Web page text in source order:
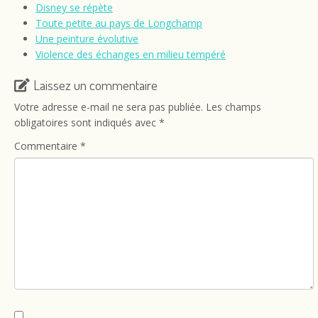
Disney se répète
Toute petite au pays de Longchamp
Une peinture évolutive
Violence des échanges en milieu tempéré
Laissez un commentaire
Votre adresse e-mail ne sera pas publiée. Les champs
obligatoires sont indiqués avec *
Commentaire *